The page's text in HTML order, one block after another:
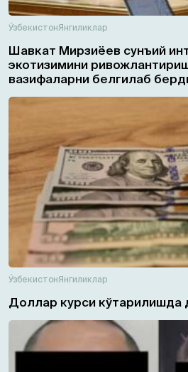
ЎзбекистонЯнгиликлар
Шавкат Мирзиёев сунъий
экотизимини
вазифаларни белгилаб
ЎзбекистонЯнгиликлар
Доллар курси кўтарилишда